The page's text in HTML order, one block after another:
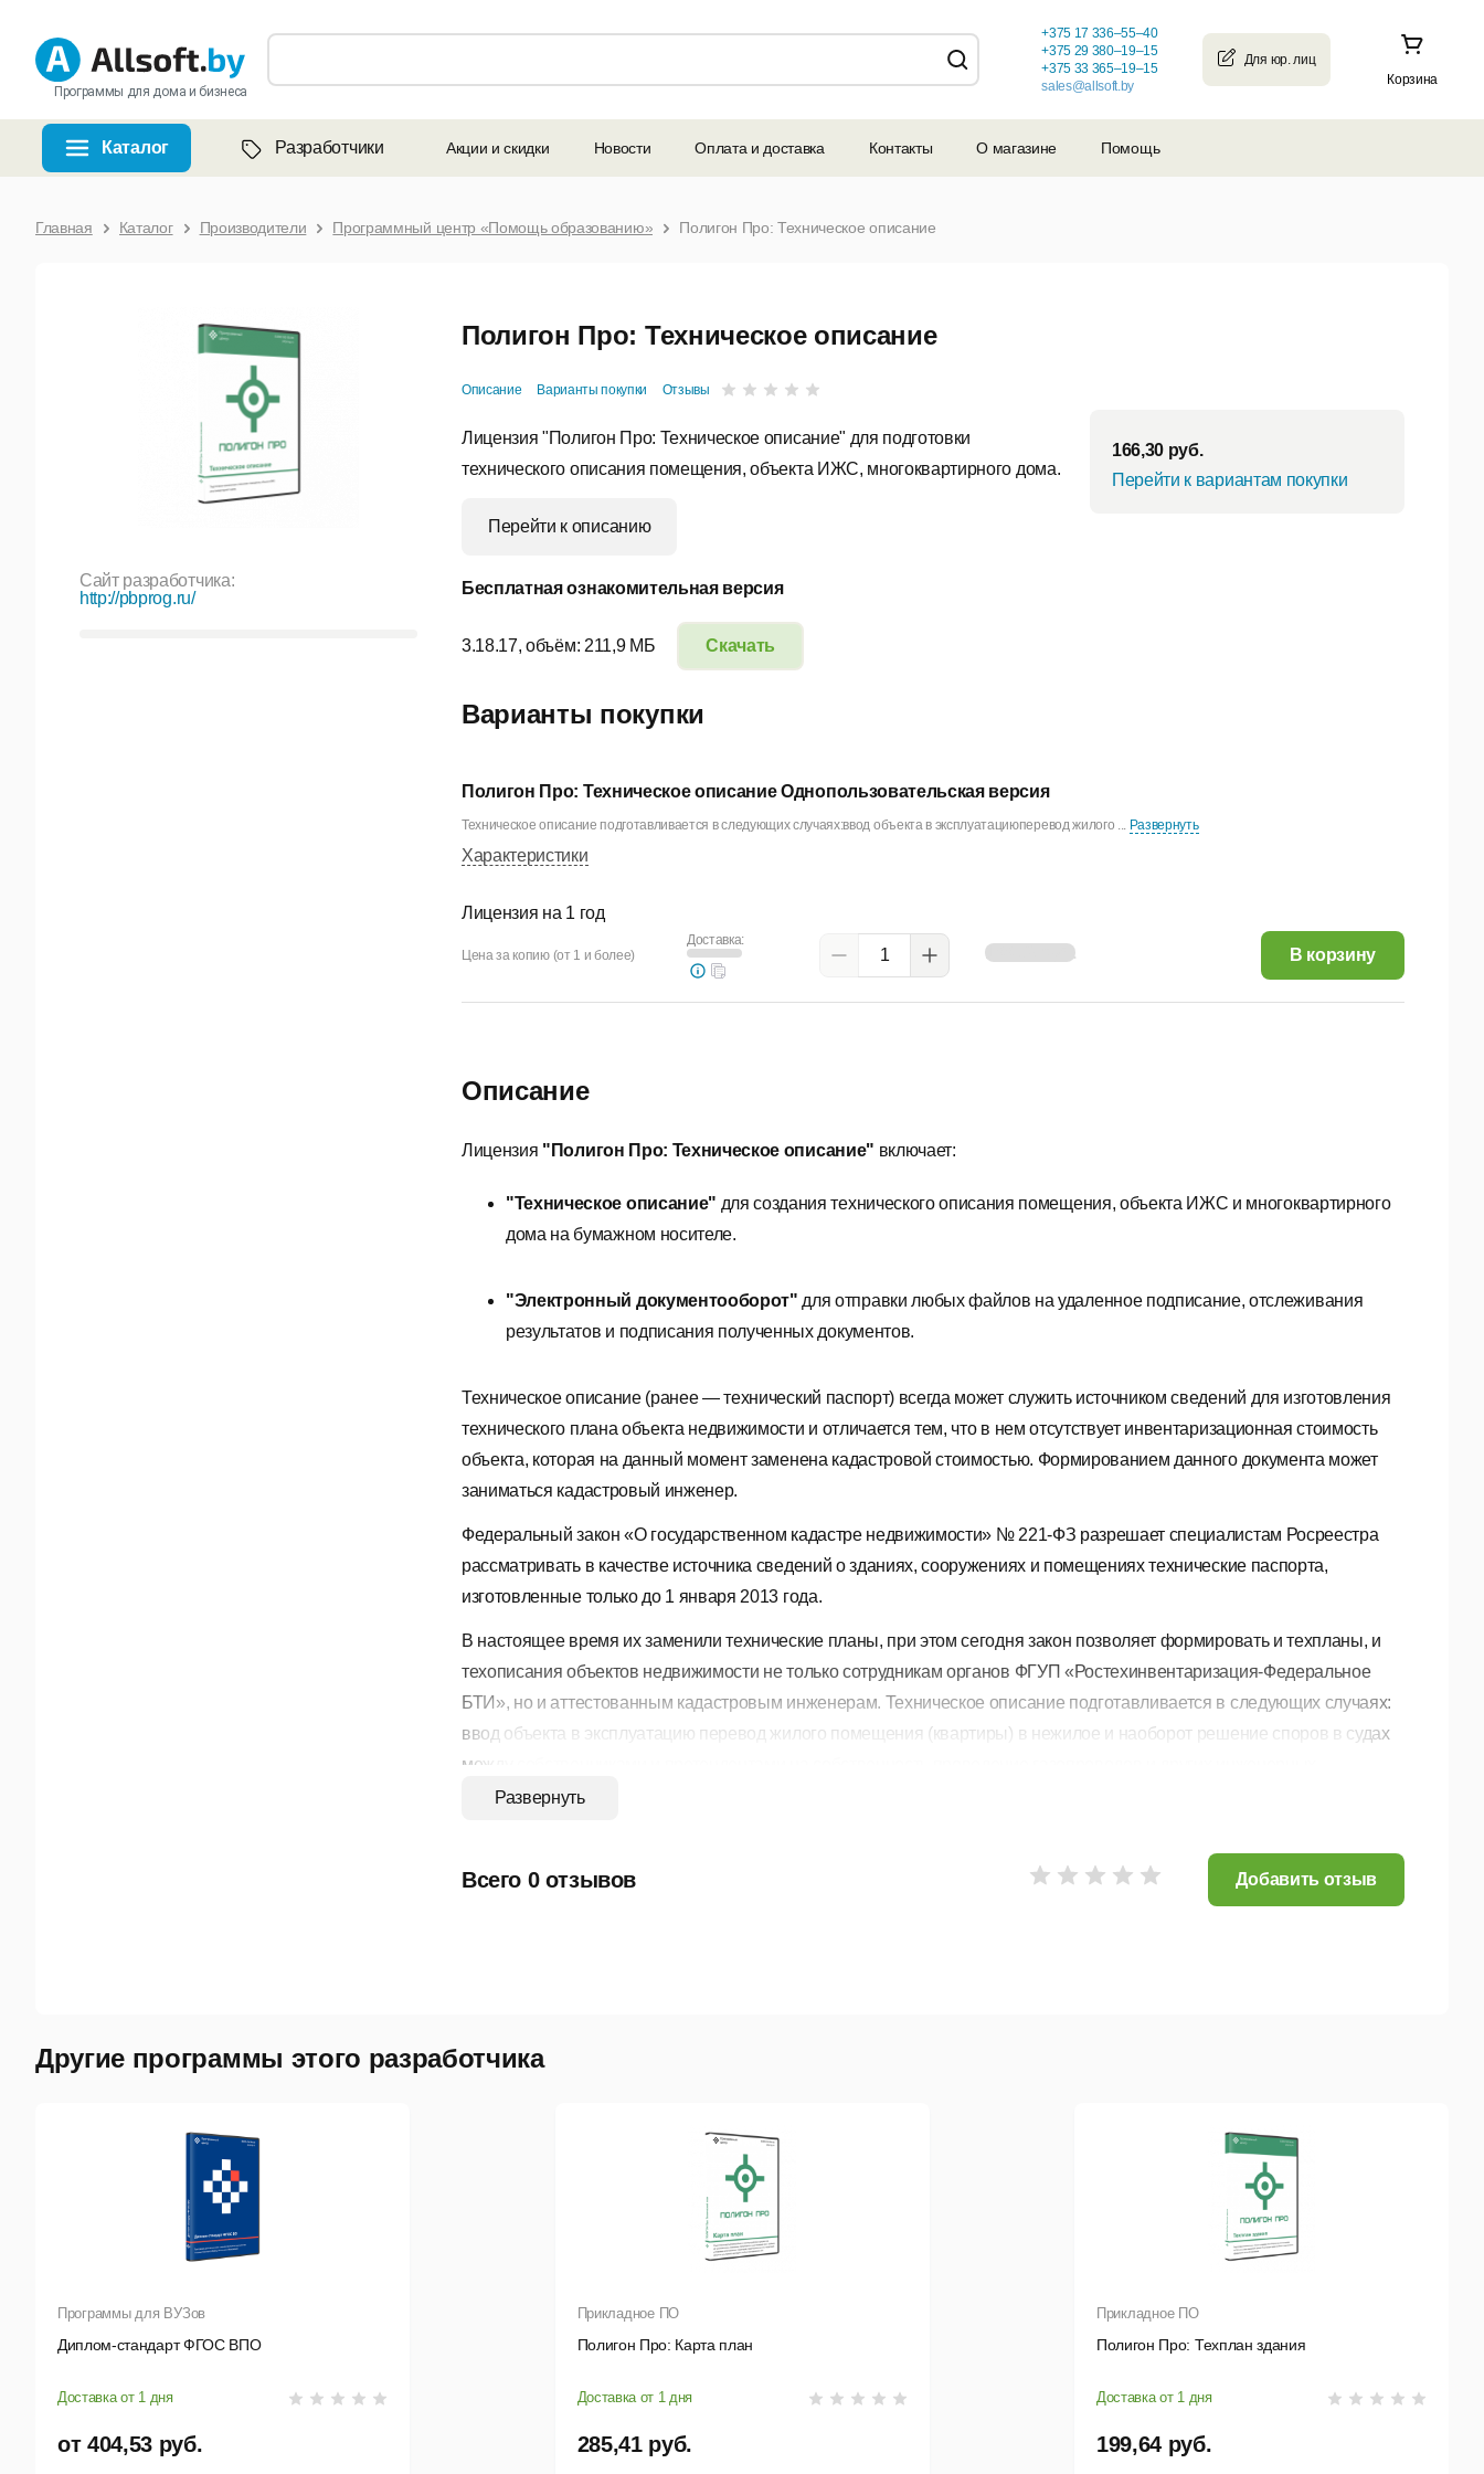
Программы для дома и бизнеса
Корзина
+375 17 336–55–40
+375 29 380–19–15
+375 33 365–19–15
sales@allsoft.by
Каталог Разработчики Акции и скидки Новости Оплата и доставка Контакты О магазине Помощь
Главная Каталог Производители Программный центр «Помощь образованию» Полигон Про: Техническое описание
Полигон Про: Техническое описание
Описание Варианты покупки Отзывы
Сайт разработчика:
http://pbprog.ru/
Лицензия "Полигон Про: Техническое описание" для подготовки
технического описания помещения, объекта ИЖС, многоквартирного дома.
Перейти к описанию
166,30 руб.
Перейти к вариантам покупки
Бесплатная ознакомительная версия
Скачать
3.18.17, объём: 211,9 МБ
Описание
Лицензия "Полигон Про: Техническое описание" включает:
"Техническое описание" для создания технического описания помещения, объекта ИЖС и многоквартирного
дома на бумажном носителе.
"Электронный документооборот" для отправки любых файлов на удаленное подписание, отслеживания
результатов и подписания полученных документов.
Техническое описание (ранее — технический паспорт) всегда может служить источником сведений для изготовления
технического плана объекта недвижимости и отличается тем, что в нем отсутствует инвентаризационная стоимость
объекта, которая на данный момент заменена кадастровой стоимостью. Формированием данного документа может
заниматься кадастровый инженер.
Федеральный закон «О государственном кадастре недвижимости» № 221-ФЗ разрешает специалистам Росреестра
рассматривать в качестве источника сведений о зданиях, сооружениях и помещениях технические паспорта,
изготовленные только до 1 января 2013 года.
В настоящее время их заменили технические планы, при этом сегодня закон позволяет формировать и техпланы, и
техописания объектов недвижимости не только сотрудникам органов ФГУП «Ростехинвентаризация-Федеральное
БТИ», но и аттестованным кадастровым инженерам. Техническое описание подготавливается в следующих случаях:
ввод объекта в эксплуатацию перевод жилого помещения (квартиры) в нежилое и наоборот решение споров в судах
между собственниками и претендентами на собственность проведение газопроводов и других инженерных
коммуникаций определение рыночной стоимости объекта недвижимости формирование экспертных заключений
Импорт координат из MapInfo, DXF-формат (AutoCad), Excel, Word, Полигон, из txt-файлов, csv-файлов (формат с
Вставка растровой основы для добавления изображения в формируемые документы (чертеж).
Импорт изображения из открытого окна программы MapInfo.
Расчет показателей площади квартиры (например, общая площадь, итоговая и итоговая жилая площадь, расчет
масштаба чертежа).
Адрес помещения вводится с помощью адресного классификатора (ФИАС). База данных ФИАС обновляется
автоматически с сайта федеральной информационной адресной системы.
Развернуть
Варианты покупки
Полигон Про: Техническое описание Однопользовательская версия
Техническое описание подготавливается в следующих случаях:ввод объекта в эксплуатациюперевод жилого ... Развернуть
Характеристики
Лицензия на 1 год
Цена за копию (от 1 и более)
Доставка:
166,30 руб. В корзину
Всего 0 отзывов Добавить отзыв
Другие программы этого разработчика
Программы для ВУЗов
Диплом-стандарт ФГОС ВПО
Доставка от 1 дня
от 404,53 руб.
Прикладное ПО
Полигон Про: Карта план
Доставка от 1 дня
285,41 руб.
Прикладное ПО
Полигон Про: Техплан здания
Доставка от 1 дня
199,64 руб.